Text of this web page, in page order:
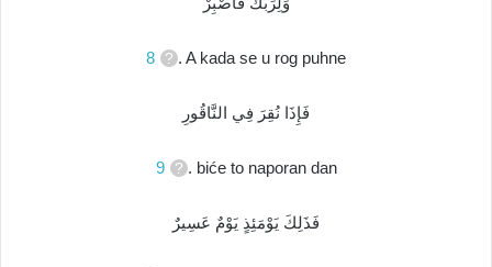
8 . A kada se u rog puhne
فَإِذَا نُقِرَ فِي النَّاقُورِ
9 . biće to naporan dan
فَذَلِكَ يَوْمَئِذٍ يَوْمٌ عَسِيرٌ